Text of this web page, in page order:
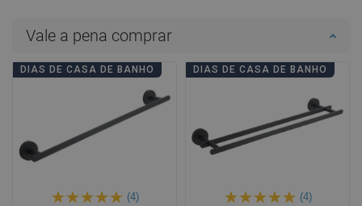
Vale a pena comprar
DIAS DE CASA DE BANHO
(4)
DIAS DE CASA DE BANHO
(4)